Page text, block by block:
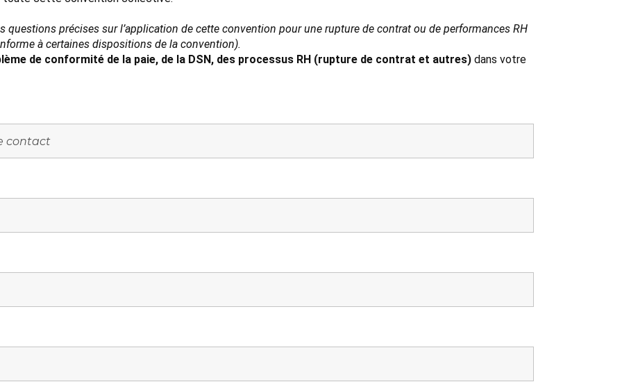
questions précises sur l’application de cette convention pour une rupture de contrat ou de performances RH
à certaines dispositions de la convention).
de conformité de la paie, de la DSN, des processus RH (rupture de contrat et autres) dans votre